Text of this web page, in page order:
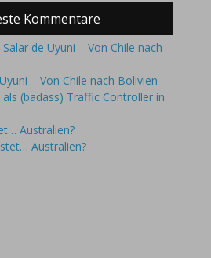
Kommentare
Salar de Uyuni – Von Chile nach
– Von Chile nach Bolivien
als (badass) Traffic Controller in
Australien?
Australien?